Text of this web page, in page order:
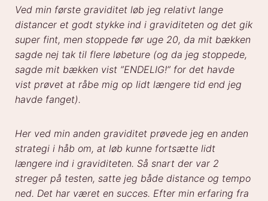
Ved min første graviditet løb jeg relativt lange
distancer et godt stykke ind i graviditeten og det gik
super fint, men stoppede før uge 20, da mit bækken
sagde nej tak til flere løbeture (og da jeg stoppede,
sagde mit bækken vist ”ENDELIG!” for det havde
vist prøvet at råbe mig op lidt længere tid end jeg
havde fanget).
Her ved min anden graviditet prøvede jeg en anden
strategi i håb om, at løb kunne fortsætte lidt
længere ind i graviditeten. Så snart der var 2
streger på testen, satte jeg både distance og tempo
ned. Det har været en succes. Efter min erfaring fra